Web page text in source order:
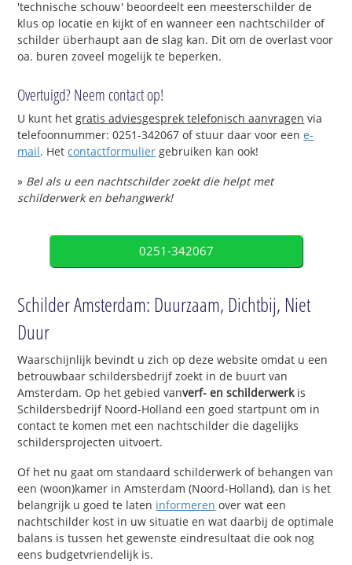
'technische schouw' beoordeelt een meesterschilder de
klus op locatie en kijkt of en wanneer een nachtschilder of
schilder überhaupt aan de slag kan. Dit om de overlast voor
oa. buren zoveel mogelijk te beperken.
Overtuigd? Neem contact op!
U kunt hetgratis adviesgesprek telefonisch aanvragen via
telefoonnummer: 0251-342067 of stuur daar voor eene-
mail. Hetcontactformulier gebruiken kan ook!
» Bel als u een nachtschilder zoekt die helpt met
schilderwerk en behangwerk!
0251-342067
Schilder Amsterdam: Duurzaam, Dichtbij, Niet
Duur
Waarschijnlijk bevindt u zich op deze website omdat u een
betrouwbaar schildersbedrijf zoekt in de buurt van
Amsterdam. Op het gebied vanverf- en schilderwerkis
Schildersbedrijf Noord-Holland een goed startpunt om in
contact te komen met een nachtschilder die dagelijks
schildersprojecten uitvoert.
Of het nu gaat om standaard schilderwerk of behangen van
een (woon)kamer in Amsterdam (Noord-Holland), dan is het
belangrijk u goed te laten informeren over wat een
nachtschilder kost in uw situatie en wat daarbij de optimale
balans is tussen het gewenste eindresultaat die ook nog
eens budgetvriendelijk is.